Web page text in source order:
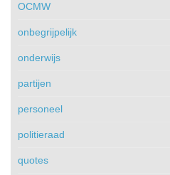
OCMW
onbegrijpelijk
onderwijs
partijen
personeel
politieraad
quotes